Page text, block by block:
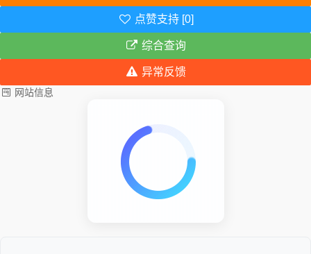
点赞支持 [0]
综合查询
异常反馈
网站信息